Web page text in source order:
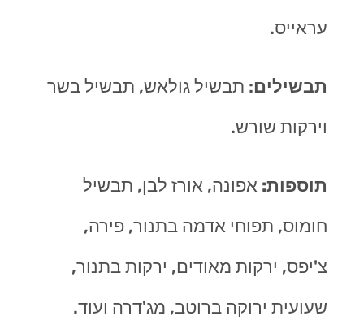
עראייס.
תבשילים: תבשיל גולאש, תבשיל בשר
וירקות שורש.
תוספות: אפונה, אורז לבן, תבשיל
חומוס, תפוחי אדמה בתנור, פירה,
צ'יפס, ירקות מאודים, ירקות בתנור,
שעועית ירוקה ברוטב, מג'דרה ועוד.